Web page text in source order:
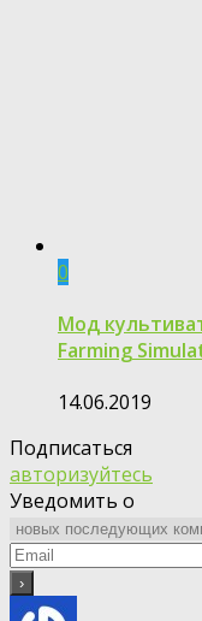
0
Мод
Farming
14.06.2019
Подписаться
авторизуйтесь
Уведомить о